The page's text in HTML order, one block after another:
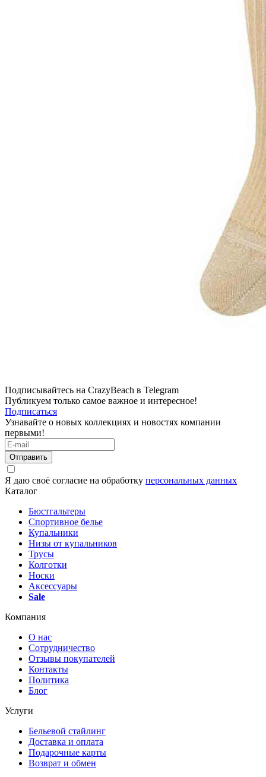
Подписывайтесь на CrazyBeach в Telegram
Публикуем только самое важное и интересное!
Подписаться
Узнавайте о новых коллекциях и новостях компании
первыми!
Отправить
Я даю своё согласие на обработку персональных данных
Каталог
Бюстгальтеры
Спортивное белье
Купальники
Низы от купальников
Трусы
Колготки
Носки
Аксессуары
Sale
Компания
О нас
Сотрудничество
Отзывы покупателей
Контакты
Политика
Блог
Услуги
Бельевой стайлинг
Доставка и оплата
Подарочные карты
Возврат и обмен